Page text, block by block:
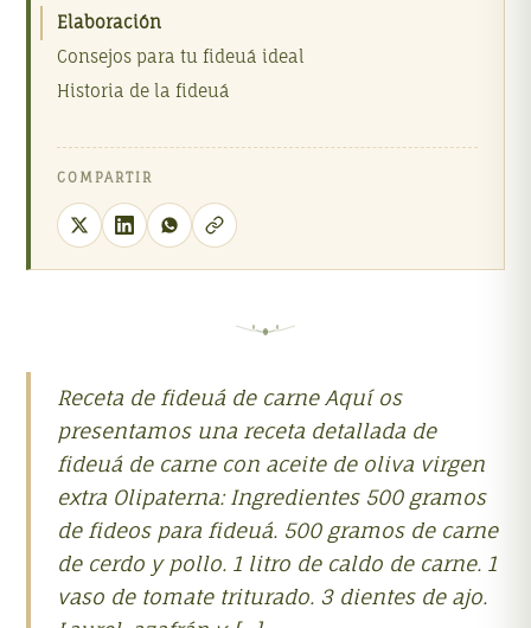
Elaboración
Consejos para tu fideuá ideal
Historia de la fideuá
COMPARTIR
Receta de fideuá de carne Aquí os
presentamos una receta detallada de
fideuá de carne con aceite de oliva virgen
extra Olipaterna: Ingredientes 500 gramos
de fideos para fideuá. 500 gramos de carne
de cerdo y pollo. 1 litro de caldo de carne. 1
vaso de tomate triturado. 3 dientes de ajo.